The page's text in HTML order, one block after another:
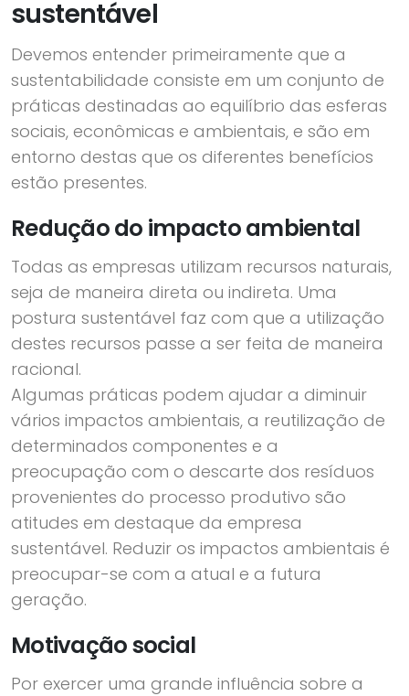
sustentável
Devemos entender primeiramente que a
sustentabilidade consiste em um conjunto de
práticas destinadas ao equilíbrio das esferas
sociais, econômicas e ambientais, e são em
entorno destas que os diferentes benefícios
estão presentes.
Redução do impacto ambiental
Todas as empresas utilizam recursos naturais,
seja de maneira direta ou indireta. Uma
postura sustentável faz com que a utilização
destes recursos passe a ser feita de maneira
racional.
Algumas práticas podem ajudar a diminuir
vários impactos ambientais, a reutilização de
determinados componentes e a
preocupação com o descarte dos resíduos
provenientes do processo produtivo são
atitudes em destaque da empresa
sustentável. Reduzir os impactos ambientais é
preocupar-se com a atual e a futura
geração.
Motivação social
Por exercer uma grande influência sobre a